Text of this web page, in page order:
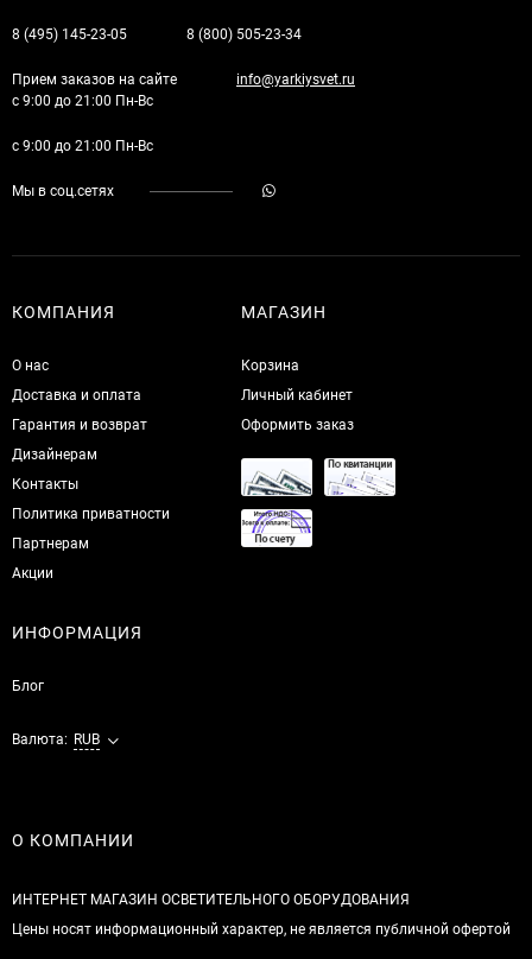
8 (495) 145-23-05 8 (800) 505-23-34
Прием заказов на сайте
с 9:00 до 21:00 Пн-Вс
info@yarkiysvet.ru
с 9:00 до 21:00 Пн-Вс
Мы в соц.сетях
КОМПАНИЯ
О нас
Доставка и оплата
Гарантия и возврат
Дизайнерам
Контакты
Политика приватности
Партнерам
Акции
МАГАЗИН
Корзина
Личный кабинет
Оформить заказ
ИНФОРМАЦИЯ
Блог
Валюта: RUB
О КОМПАНИИ
ИНТЕРНЕТ МАГАЗИН ОСВЕТИТЕЛЬНОГО ОБОРУДОВАНИЯ
Цены носят информационный характер, не является публичной офертой